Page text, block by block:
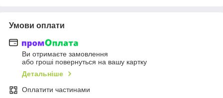
Умови оплати
Ви отримаєте замовлення
або гроші повернуться на вашу картку
Детальніше
Оплатити частинами